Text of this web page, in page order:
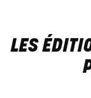
LES